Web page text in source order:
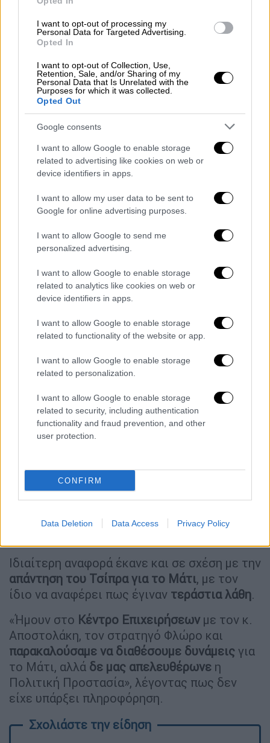
I want to opt-out of processing my
Personal Data for Targeted Advertising.
Opted In
I want to opt-out of Collection, Use,
Retention, Sale, and/or Sharing of my
Personal Data that Is Unrelated with the
Purposes for which it was collected.
Opted Out
Google consents
I want to allow Google to enable storage
related to advertising like cookies on web or
device identifiers in apps.
I want to allow my user data to be sent to
Google for online advertising purposes.
I want to allow Google to send me
personalized advertising.
I want to allow Google to enable storage
related to analytics like cookies on web or
device identifiers in apps.
I want to allow Google to enable storage
related to functionality of the website or app.
I want to allow Google to enable storage
related to personalization.
I want to allow Google to enable storage
related to security, including authentication
functionality and fraud prevention, and other
user protection.
CONFIRM
Data Deletion Data Access Privacy Policy
κομμάτων για τη συμφωνία των Πρεσπών,
σημειώνοντας πως «ο Αλέξης Τσίπρας
ξεκαθαρίζει ότιδε συμφώνησαν οι ΑΝΕΛ
στις Πρέσπες» και ανέφερε ότι
που ο πρώην πρωθυπουργός το αναγνώρισε.
«Εγώ έφυγα από την πολιτική και την
κυβέρνηση, ασχέτως αν
μουτο ακολούθησαν».
Βενιζέλο, τον Γιώργο Παπανδρέου, όχι μόνο
τον ΣΥΡΙΖΑκαι τους Ανεξάρτητους
ΗΠΑάρχισε από τότε», ανέφερε ο Πάνος
Καμμένος, μιλώντας για την περίοδο
Σόιμπλε. Αναφέρθηκε και στη συζήτηση με
την ομόλογό του Νούλαντ, λέγοντας πως
των Ηνωμένων
Πολιτειών. Στην αναφορά Τσίπρα πως στο
υπουργικό Συμβούλιο έλεγε «ο καθένας ό,τι
λίγα είπε », σημειώνοντας πωςδεν είχαν
την κατάσταση, έχοντας
εκλεγεί «επαναστατικώ δικαίω».
τον Αλέξη Τσίπρα περί «Άρη Βελουχιώτη»
και «Ναπολέοντα Ζέρβα», σημειώνοντας πως
«το κλίμα ήτανπολεμικό
με τις πλατείες και
παραμονή της Ελλάδας στον δυτικό κόσμο
είναι κάτι εθνικό, όχι αριστερό ή δεξιό»
Ιδιαίτερη αναφορά έκανε και σε σχέση με την
απάντηση του Τσίπρα για το Μάτι, με τον
ίδιο να αναφέρει πως έγιναν τεράστια λάθη.
«Ήμουν στο Κέντρο Επιχειρήσεων με τον κ.
Αποστολάκη, τον στρατηγό Φλώρο και
παρακαλούσαμε να διαθέσουμε δυνάμεις για
το Μάτι, αλλά δε μας απελευθέρωνε η
Πολιτική Προστασία», λέγοντας πως δεν
είχε υπάρξει πληροφόρηση.